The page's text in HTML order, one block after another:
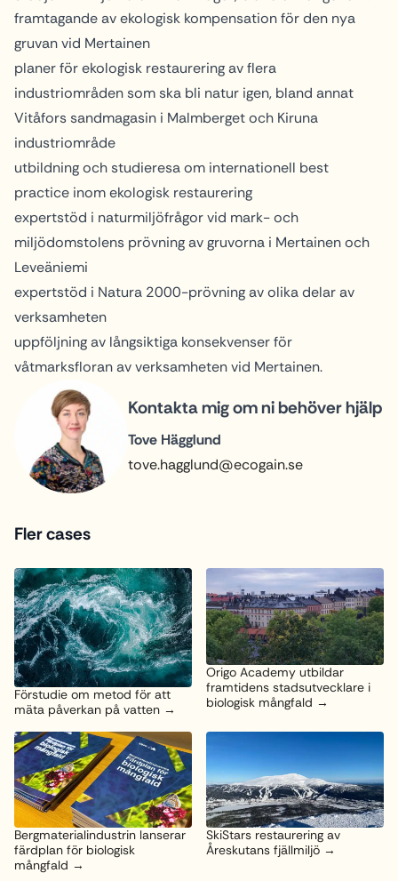
framtagande av ekologisk kompensation för den nya
gruvan vid Mertainen
planer för ekologisk restaurering av flera
industriområden som ska bli natur igen, bland annat
Vitåfors sandmagasin i Malmberget och Kiruna
industriområde
utbildning och studieresa om internationell best
practice inom ekologisk restaurering
expertstöd i naturmiljöfrågor vid mark- och
miljödomstolens prövning av gruvorna i Mertainen och
Leveäniemi
expertstöd i Natura 2000-prövning av olika delar av
verksamheten
uppföljning av långsiktiga konsekvenser för
våtmarksfloran av verksamheten vid Mertainen.
Kontakta mig om ni behöver hjälp
Tove Hägglund
tove.hagglund@ecogain.se
Fler cases
Förstudie om metod för att
mäta påverkan på vatten
Origo Academy utbildar
framtidens stadsutvecklare i
biologisk mångfald
Bergmaterialindustrin lanserar
färdplan för biologisk
mångfald
SkiStars restaurering av
Åreskutans fjällmiljö